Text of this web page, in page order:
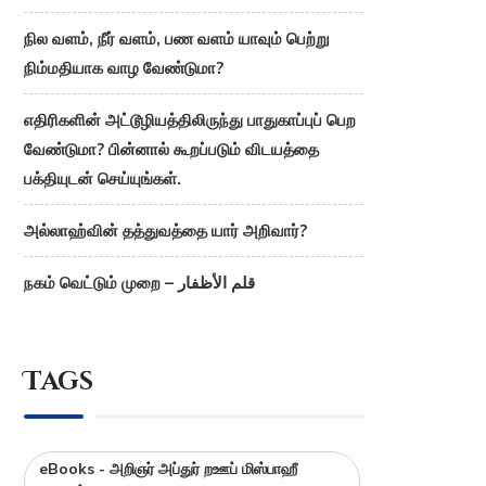
நில வளம், நீர் வளம், பண வளம் யாவும் பெற்று
நிம்மதியாக வாழ வேண்டுமா?
எதிரிகளின் அட்டூழியத்திலிருந்து பாதுகாப்புப் பெற
வேண்டுமா? பின்னால் கூறப்படும் விடயத்தை
பக்தியுடன் செய்யுங்கள்.
அல்லாஹ்வின் தத்துவத்தை யார் அறிவார்?
நகம் வெட்டும் முறை – قلم الأظفار
Tags
eBooks - அறிஞர் அப்துர் றஊப் மிஸ்பாஹீ